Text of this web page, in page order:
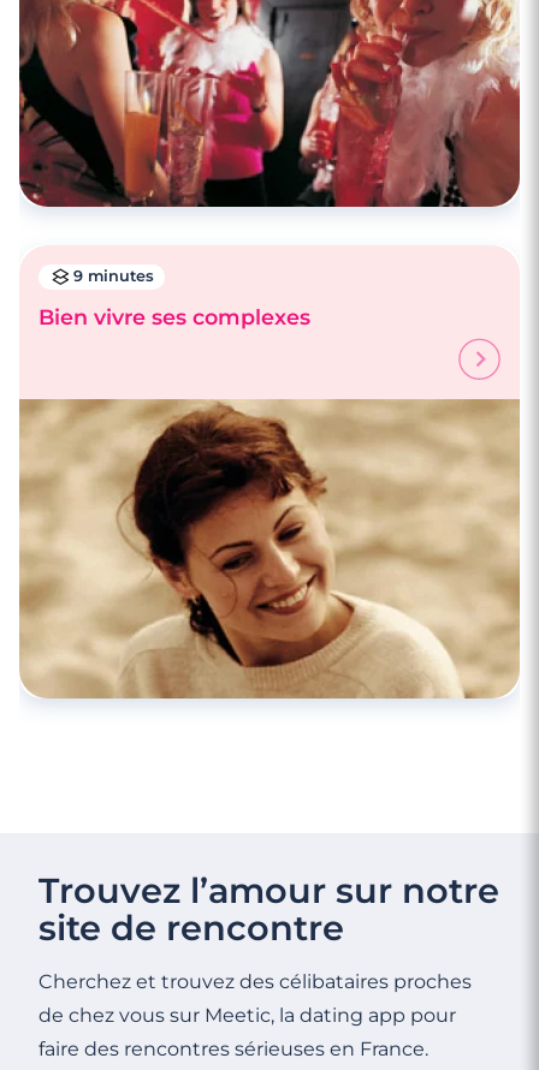
9 minutes
Bien vivre ses complexes
Trouvez l’amour sur notre
site de rencontre
Cherchez et trouvez des célibataires proches
de chez vous sur Meetic, la dating app pour
faire des rencontres sérieuses en France.